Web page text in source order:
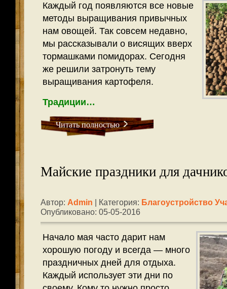
Каждый год появляются все новые
методы выращивания привычных
нам овощей. Так совсем недавно,
мы рассказывали о висящих вверх
тормашками помидорах. Сегодня
же решили затронуть тему
выращивания картофеля.
Традиции…
Читать полностью
Майские праздники для
Автор: Admin | Категория: Благоустройство
Опубликовано: 05-05-2016
Начало мая часто дарит нам
хорошую погоду и всегда — много
праздничных дней для отдыха.
Каждый использует эти дни по